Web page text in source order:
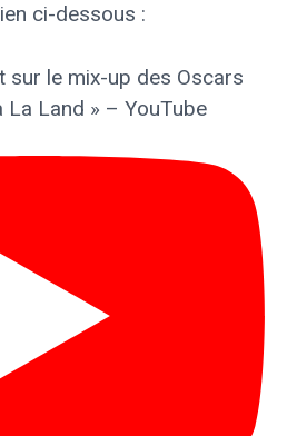
ci-dessous :
sur le mix-up des Oscars
La Land » – YouTube